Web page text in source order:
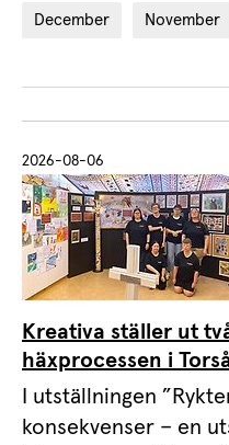
December November
2026-08-06
Kreativa ställer ut
häxprocessen i
I utställningen
konsekvenser – en